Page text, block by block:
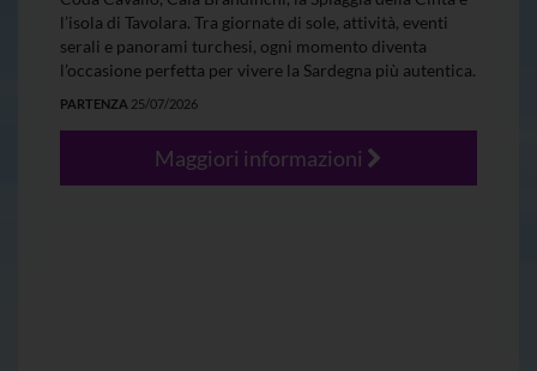
l’isola di Tavolara. Tra giornate di sole, attività, eventi
serali e panorami turchesi, ogni momento diventa
l’occasione perfetta per vivere la Sardegna più autentica.
PARTENZA 25/07/2026
Maggiori informazioni